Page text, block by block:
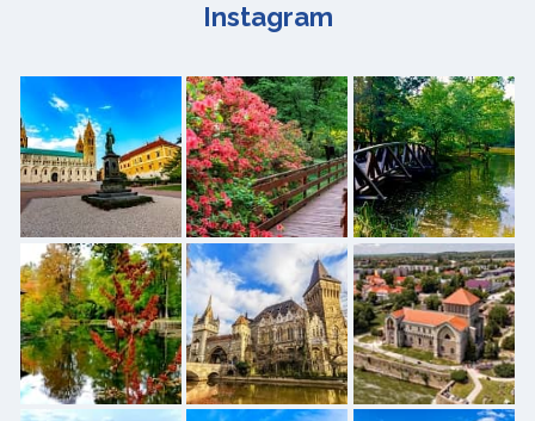
Instagram